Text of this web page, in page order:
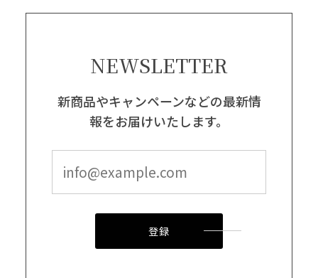
NEWSLETTER
新商品やキャンペーンなどの最新情
報をお届けいたします。
登録